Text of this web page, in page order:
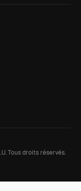
Tous droits réservés.